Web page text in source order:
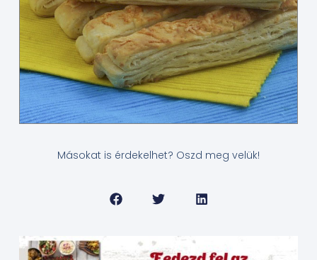
Másokat is érdekelhet? Oszd meg velük!